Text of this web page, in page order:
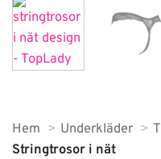
Hem Underkläder
Stringtrosor i nät